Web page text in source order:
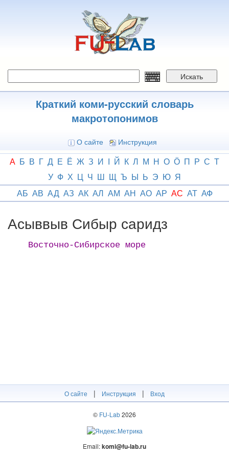
Искать
Краткий коми-русский словарь
макротопонимов
О сайте Инструкция
А Б В Г Д Е Ё Ж З И І Й К Л М Н О Ӧ П Р С Т
У Ф Х Ц Ч Ш Щ Ъ Ы Ь Э Ю Я
АБ АВ АД АЗ АК АЛ АМ АН АО АР АС АТ АФ
Асыввыв Сибыр саридз
Восточно-Сибирское море
О сайте | Инструкция | Вход
© FU-Lab2026
Email:komi@fu-lab.ru